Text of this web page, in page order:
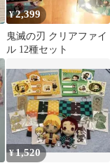
¥2,399
鬼滅の刃 クリアファイ
ル 12種セット
¥1,520